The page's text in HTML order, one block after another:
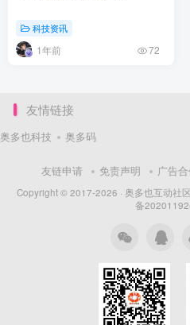
科技资讯
1年前 72
友情链接
奥多也科技 奥多码
友链申请 免责声明 广告
Copyright © 2017-2026 · 奥多也互动社区
备